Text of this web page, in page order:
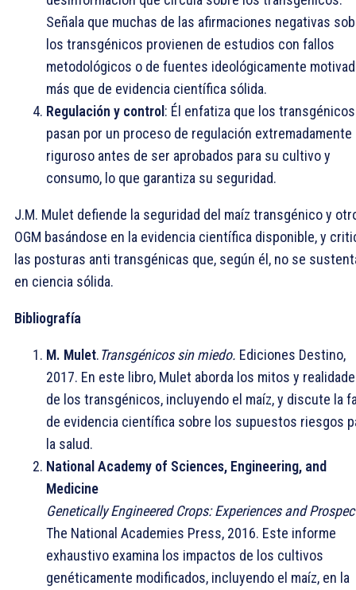
Señala que muchas de las afirmaciones negativas
los transgénicos provienen de estudios con fallos
metodológicos o de fuentes ideológicamente
más que de evidencia científica sólida.
Regulación y control: Él enfatiza que los transgénicos
pasan por un proceso de regulación extremadamente
riguroso antes de ser aprobados para su cultivo y
consumo, lo que garantiza su seguridad.
J.M. Mulet defiende la seguridad del maíz transgénico y
OGM basándose en la evidencia científica disponible, y
las posturas anti transgénicas que, según él, no se
en ciencia sólida.
Bibliografía
M. Mulet.Transgénicos sin miedo. Ediciones Destino,
2017. En este libro, Mulet aborda los mitos y
de los transgénicos, incluyendo el maíz, y discute la
de evidencia científica sobre los supuestos riesgos
la salud.
National Academy of Sciences, Engineering, and
Medicine
Genetically Engineered Crops: Experiences and
The National Academies Press, 2016. Este informe
exhaustivo examina los impactos de los cultivos
genéticamente modificados, incluyendo el maíz, en la